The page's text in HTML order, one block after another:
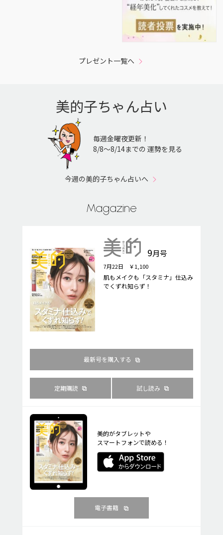
プレゼント一覧へ
美的子ちゃん占い
毎週金曜夜更新！
8/8〜8/14までの 運勢を見る
今週の美的子ちゃん占いへ
Magazine
9月号
7月22日 ￥1,100
肌もメイクも「スタミナ」仕込み
でくずれ知らず！
最新号を購入する
定期購読 試し読み
美的がタブレットや
スマートフォンで読める！
電子書籍